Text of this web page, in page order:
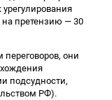
на претензию — 30
переговоров, они
подсудности,
РФ).